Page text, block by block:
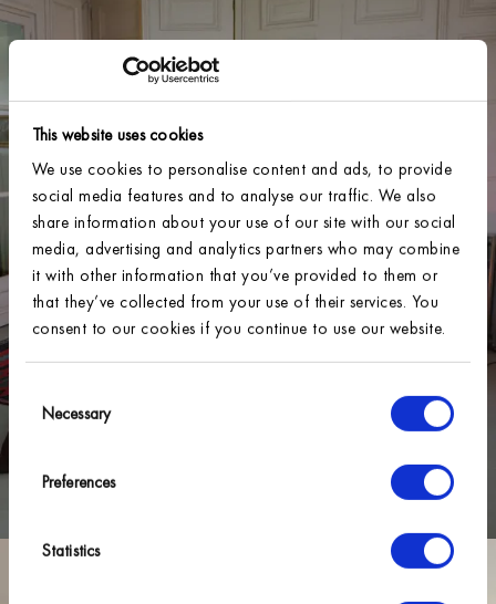
This website uses cookies
We use cookies to personalise content and ads, to provide
social media features and to analyse our traffic. We also
share information about your use of our site with our social
media, advertising and analytics partners who may combine
it with other information that you’ve provided to them or
that they’ve collected from your use of their services. You
consent to our cookies if you continue to use our website.
Selection
Necessary
Preferences
Statistics